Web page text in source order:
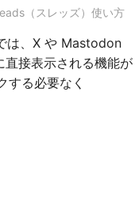
（スレッズ）使い方
は、X や Mastodon
直接表示される機能が
する必要なく